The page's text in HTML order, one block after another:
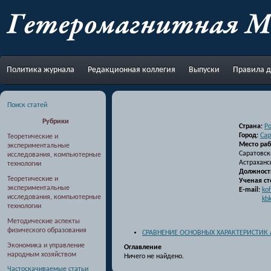
Политика журнала Редакционная коллегия Выпуски Правила
Поиск статей
Рубрики
Теоретические и
экспериментальные
исследования, компьютерные
технологии
Теоретические и
экспериментальные
исследования, компьютерные
технологии
Методические аспекты
физического образования
Экономика и управление
народным хозяйством
Частоскачиваемые статьи
Страна:
Город:
Место
Ученая
E-mail:
СРАВНЕНИЕ ОСНОВНЫХ
Оглавление
Ничего не найдено.